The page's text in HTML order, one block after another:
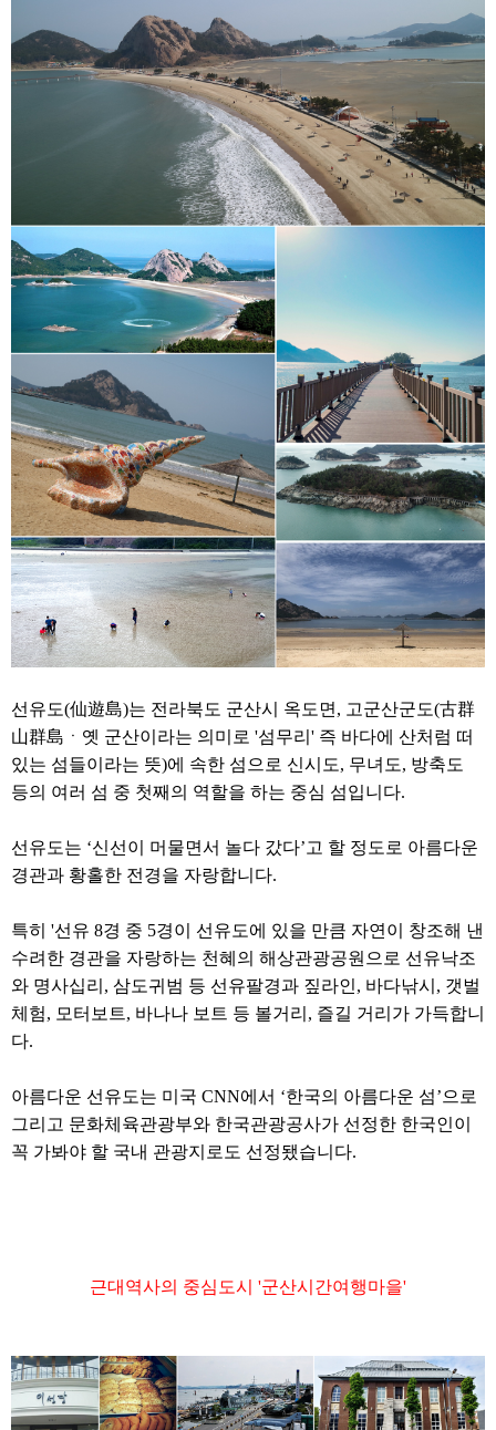
선유도(仙遊島)는 전라북도 군산시 옥도면, 고군산군도(古群
山群島ㆍ옛 군산이라는 의미로 '섬무리' 즉 바다에 산처럼 떠
있는 섬들이라는 뜻)에 속한 섬으로 신시도, 무녀도, 방축도
등의 여러 섬 중 첫째의 역할을 하는 중심 섬입니다.
선유도는 ‘신선이 머물면서 놀다 갔다’고 할 정도로 아름다운
경관과 황홀한 전경을 자랑합니다.
특히 '선유 8경 중 5경이 선유도에 있을 만큼 자연이 창조해 낸
수려한 경관을 자랑하는 천혜의 해상관광공원으로 선유낙조
와 명사십리, 삼도귀범 등 선유팔경과 짚라인, 바다낚시, 갯벌
체험, 모터보트, 바나나 보트 등 볼거리, 즐길 거리가 가득합니
다.
아름다운 선유도는 미국 CNN에서 ‘한국의 아름다운 섬’으로
그리고 문화체육관광부와 한국관광공사가 선정한 한국인이
꼭 가봐야 할 국내 관광지로도 선정됐습니다.
근대역사의 중심도시 '군산시간여행마을'